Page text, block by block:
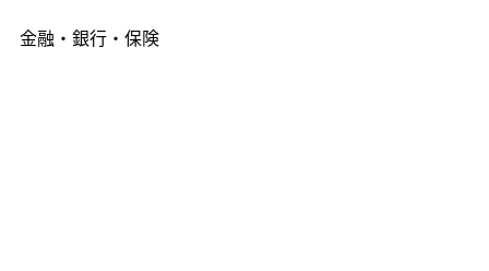
金融・銀行・保険